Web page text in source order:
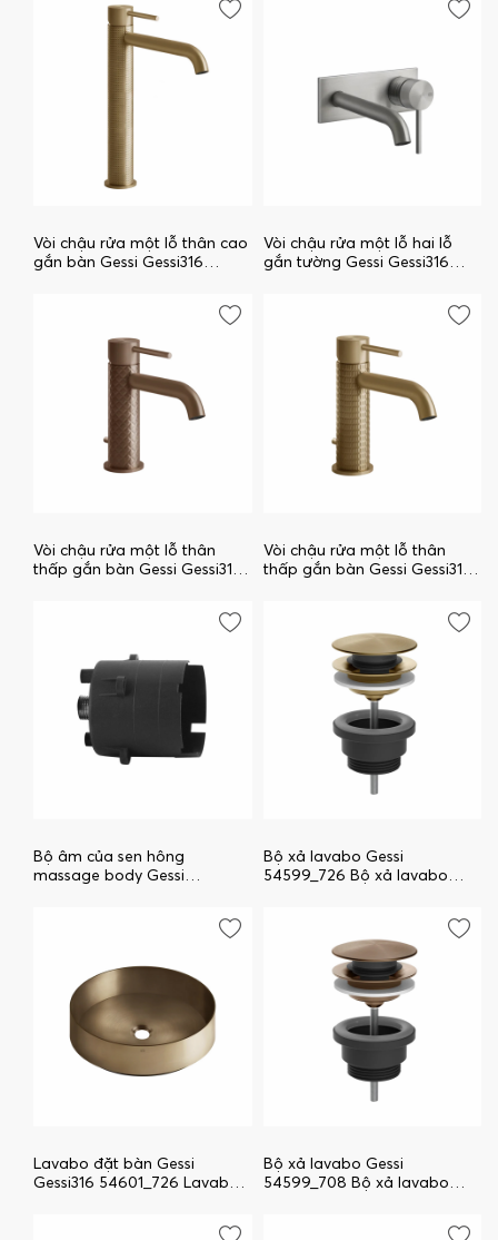
Vòi chậu rửa một lỗ thân cao
gắn bàn Gessi Gessi316
Vòi chậu rửa một lỗ hai lỗ
gắn tường Gessi Gessi316
Vòi chậu rửa một lỗ thân
thấp gắn bàn Gessi Gessi316
Vòi chậu rửa một lỗ thân
thấp gắn bàn Gessi Gessi316
Bộ âm của sen hông
massage body Gessi
Bộ xả lavabo Gessi
54599_726 Bộ xả lavabo
Lavabo đặt bàn Gessi
Gessi316 54601_726 Lavabo
Bộ xả lavabo Gessi
54599_708 Bộ xả lavabo